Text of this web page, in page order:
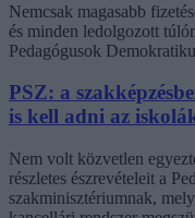
Nemcsak magasabb
és minden ledolgozott
Pedagógusok
PSZ: a
is kell adni az
Nem volt közvetlen
részletes észrevételeit a
szakminisztériumnak,